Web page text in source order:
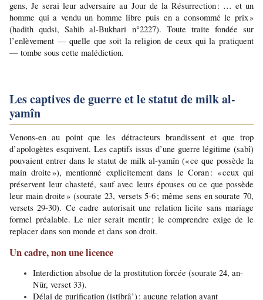
gens, Je serai leur adversaire au Jour de la Résurrection : … et un
homme qui a vendu un homme libre puis en a consommé le prix »
(hadith qudsi, Sahih al-Bukhari n°2227). Toute traite fondée sur
l’enlèvement — quelle que soit la religion de ceux qui la pratiquent
— tombe sous cette malédiction.
Les captives de guerre et le statut de milk al-
yamîn
Venons-en au point que les détracteurs brandissent et que trop
d’apologètes esquivent. Les captifs issus d’une guerre légitime (sabî)
pouvaient entrer dans le statut de milk al-yamîn (« ce que possède la
main droite »), mentionné explicitement dans le Coran : « ceux qui
préservent leur chasteté, sauf avec leurs épouses ou ce que possède
leur main droite » (sourate 23, versets 5-6 ; même sens en sourate 70,
versets 29-30). Ce cadre autorisait une relation licite sans mariage
formel préalable. Le nier serait mentir ; le comprendre exige de le
replacer dans son monde et dans son droit.
Un cadre, non une licence
Interdiction absolue de la prostitution forcée (sourate 24, an-
Nûr, verset 33).
Délai de purification (istibrâ’) : aucune relation avant